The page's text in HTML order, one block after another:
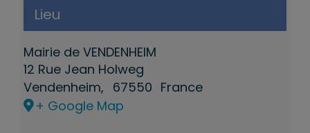
Lieu
Mairie de VENDENHEIM
12 Rue Jean Holweg
Vendenheim, 67550 France
+ Google Map